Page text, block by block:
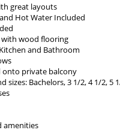
great layouts
Hot Water Included
with wood flooring
and Bathroom
onto private balcony
sizes: Bachelors, 3 1/2, 4 1/2, 5
amenities